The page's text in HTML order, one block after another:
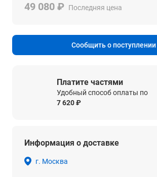
49 080 ₽ Последняя цена
Сообщить о поступлении
Платите частями
Удобный способ оплаты по
7 620 ₽
Информация о доставке
г. Москва